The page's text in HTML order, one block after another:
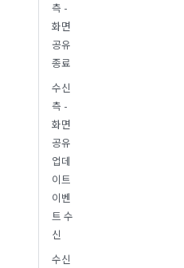
측 -
화면
공유
종료
수신
측 -
화면
공유
업데
이트
이벤
트 수
신
수신